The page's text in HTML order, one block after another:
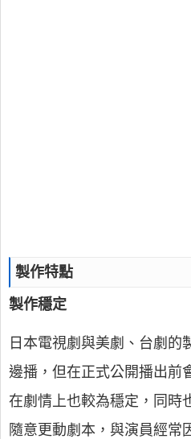
製作特點
製作穩定
日本電視劇與美劇、台劇的
邊播，但在正式公開播出前
在劇情上也較為穩定，同時
隨意更動劇本，與演員經常